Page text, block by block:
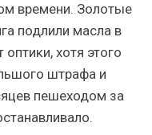
времени. Золотые
подлили масла в
хотя этого
штрафа и
пешеходом за